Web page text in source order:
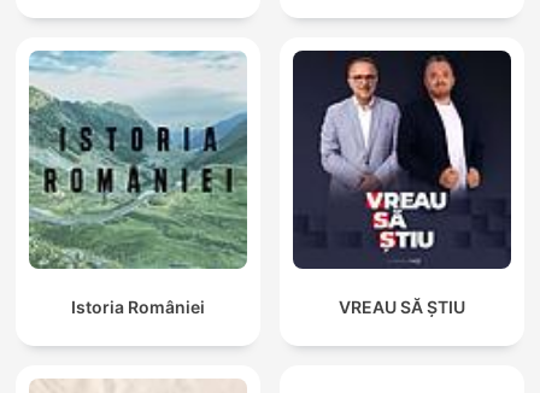
Istoria României VREAU SĂ ȘTIU